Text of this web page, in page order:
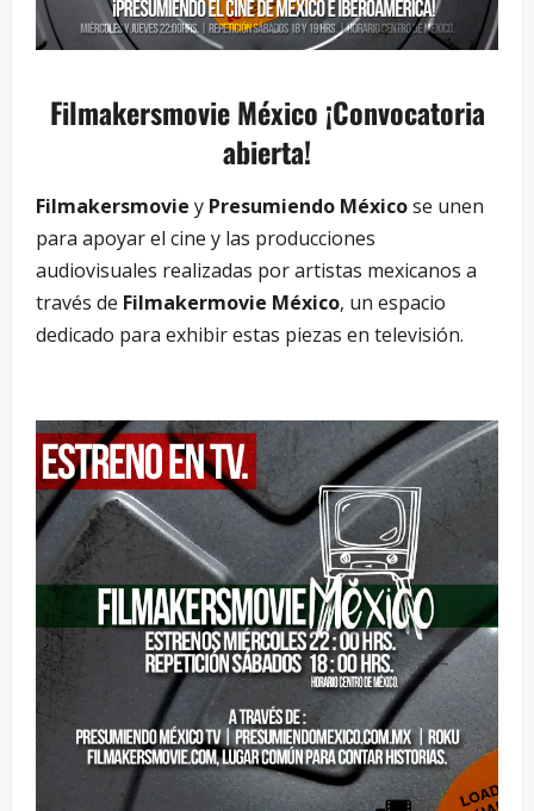
Filmakersmovie México ¡Convocatoria
abierta!
Filmakersmovie y Presumiendo Méxicose unen
para apoyar el cine y las producciones
audiovisuales realizadas por artistas mexicanos a
través de Filmakermovie México, un espacio
dedicado para exhibir estas piezas en televisión.